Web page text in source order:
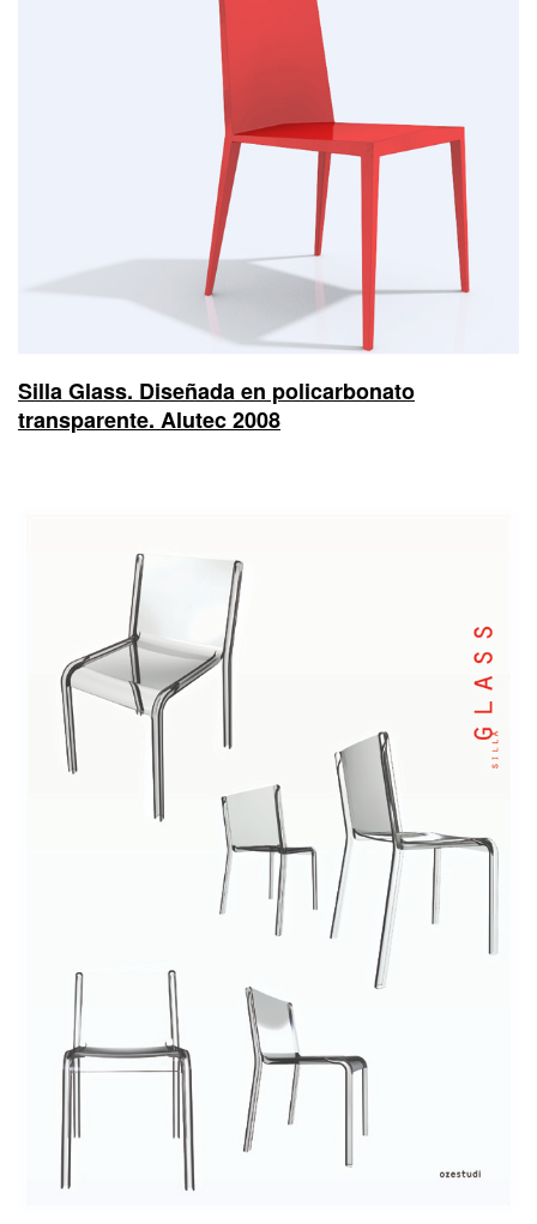
Silla Glass. Diseñada en policarbonato
transparente. Alutec 2008